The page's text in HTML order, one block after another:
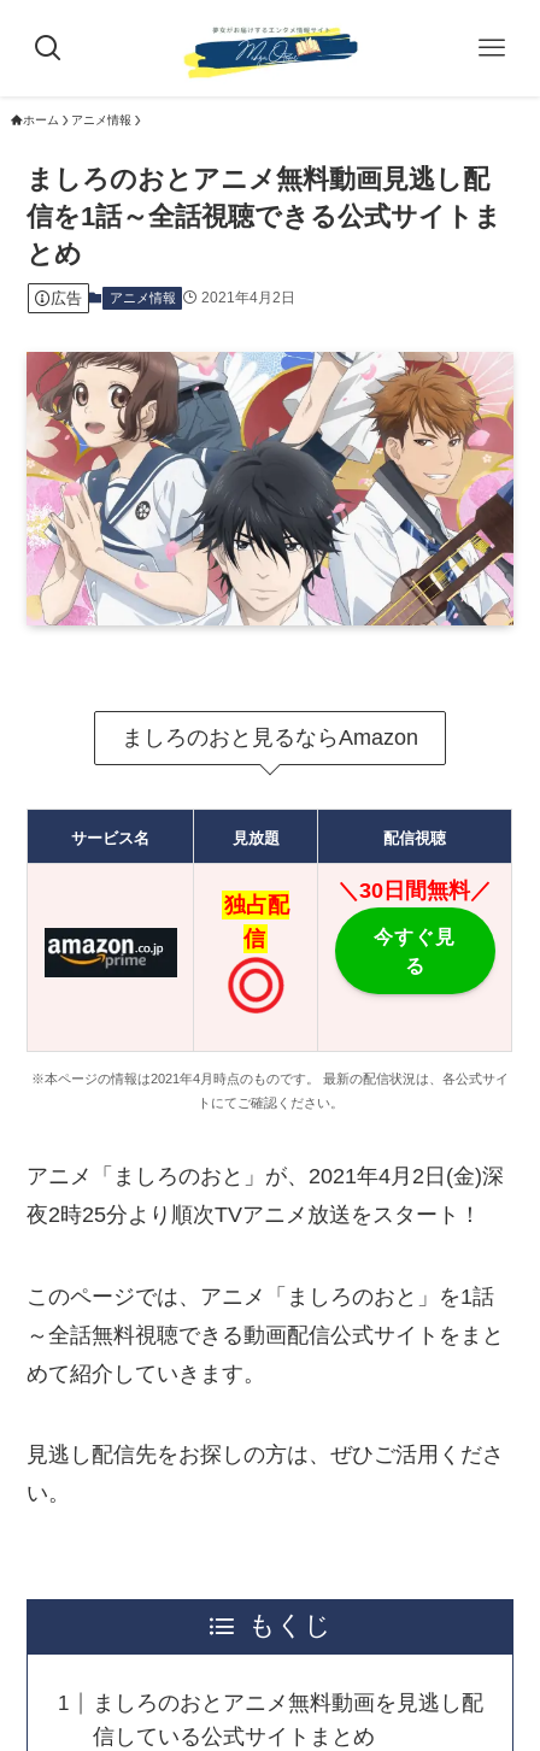
ホーム アニメ情報
ましろのおとアニメ無料動画見逃し配
信を1話～全話視聴できる公式サイトま
とめ
広告 アニメ情報 2021年4月2日
ましろのおと見るならAmazon
サービス名 見放題 配信視聴
独占配
信
＼30日間無料／
今すぐ見
る
※本ページの情報は2021年4月時点のものです。 最新の配信状況は、各公式サイ
トにてご確認ください。
アニメ「ましろのおと」が、2021年4月2日(金)深
夜2時25分より順次TVアニメ放送をスタート！
このページでは、アニメ「ましろのおと」を1話
～全話無料視聴できる動画配信公式サイトをまと
めて紹介していきます。
見逃し配信先をお探しの方は、ぜひご活用くださ
い。
もくじ
ましろのおとアニメ無料動画を見逃し配
信している公式サイトまとめ